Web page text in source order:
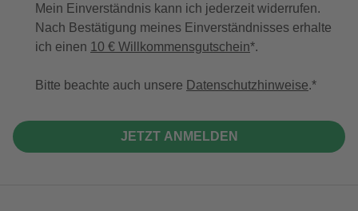
Mein Einverständnis kann ich jederzeit widerrufen.
Nach Bestätigung meines Einverständnisses erhalte
ich einen 10 € Willkommensgutschein*.
Bitte beachte auch unsere Datenschutzhinweise.
JETZT ANMELDEN